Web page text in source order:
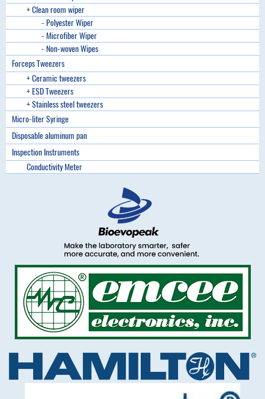
+ Clean room wiper
- Polyester Wiper
- Microfiber Wiper
- Non-woven Wipes
Forceps Tweezers
+ Ceramic tweezers
+ ESD Tweezers
+ Stainless steel tweezers
Micro-liter Syringe
Disposable aluminum pan
Inspection Instruments
Conductivity Meter